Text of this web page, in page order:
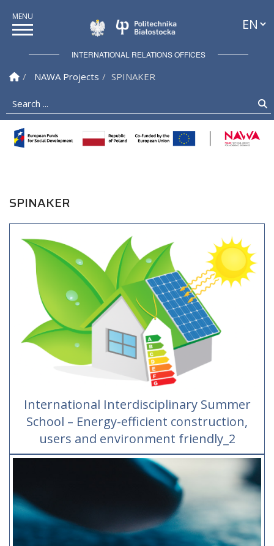
Politechnika
INTERNATIONAL RELATIONS OFFICES
Homepage
NAWA Projects
SPINAKER
Search ...
SPINAKER
International Interdisciplinary Summer
School – Energy-efficient construction,
users and environment friendly_2